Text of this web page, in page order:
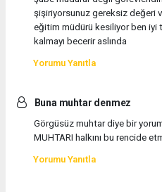
şişiriyorsunuz gereksiz değeri
eğitim müdürü kesiliyor ben iyi
kalmayı becerir aslında
Yorumu Yanıtla
Buna muhtar denmez
Görgüsüz muhtar diye bir
MUHTARI halkını bu rencide
Yorumu Yanıtla